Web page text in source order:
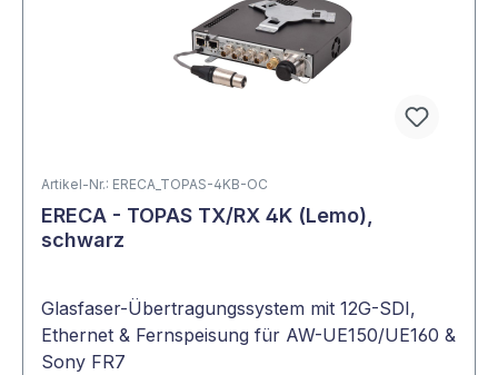
Artikel-Nr.: ERECA_TOPAS-4KB-OC
ERECA - TOPAS TX/RX 4K (Lemo),
schwarz
Glasfaser-Übertragungssystem mit 12G-SDI,
Ethernet & Fernspeisung für AW-UE150/UE160 &
Sony FR7